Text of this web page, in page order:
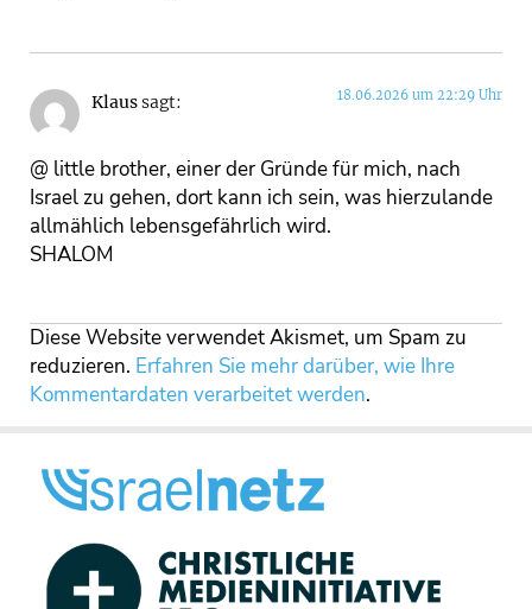
Klaussagt: 18.06.2026 um 22:29 Uhr
@ little brother, einer der Gründe für mich, nach
Israel zu gehen, dort kann ich sein, was hierzulande
allmählich lebensgefährlich wird.
SHALOM
Diese Website verwendet Akismet, um Spam zu
reduzieren. Erfahren Sie mehr darüber, wie Ihre
Kommentardaten verarbeitet werden.